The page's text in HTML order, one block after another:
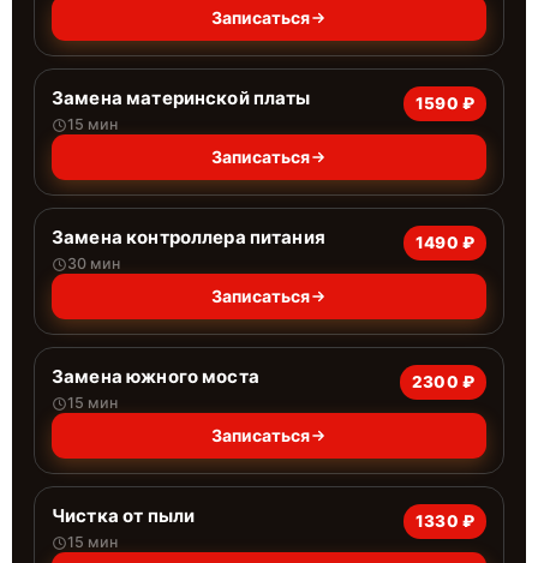
Записаться
Замена материнской платы
15 мин
1590 ₽
Записаться
Замена контроллера питания
30 мин
1490 ₽
Записаться
Замена южного моста
15 мин
2300 ₽
Записаться
Чистка от пыли
15 мин
1330 ₽